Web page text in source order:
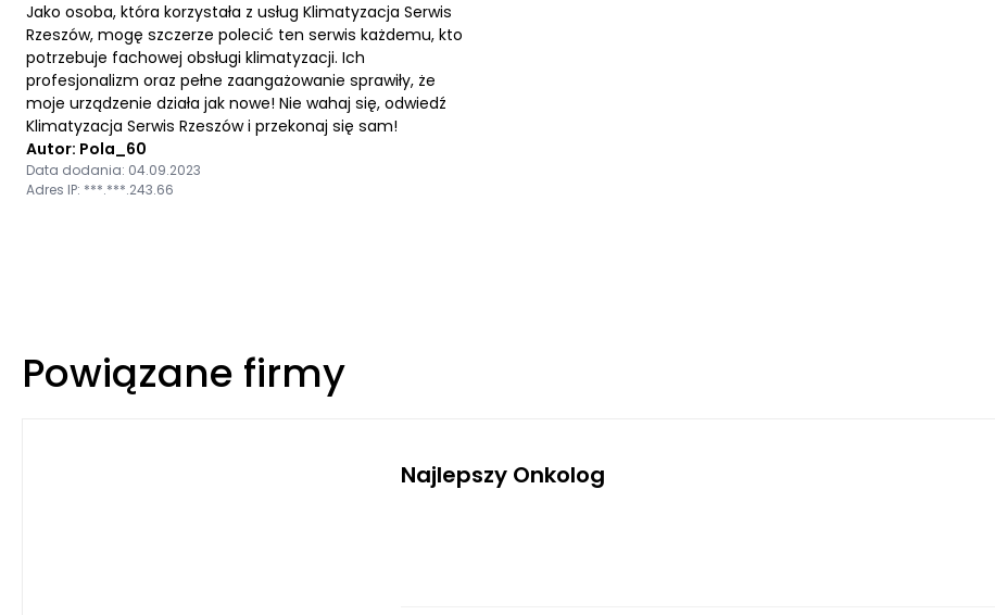
Jako osoba, która korzystała z usług Klimatyzacja Serwis
Rzeszów, mogę szczerze polecić ten serwis każdemu, kto
potrzebuje fachowej obsługi klimatyzacji. Ich
profesjonalizm oraz pełne zaangażowanie sprawiły, że
moje urządzenie działa jak nowe! Nie wahaj się, odwiedź
Klimatyzacja Serwis Rzeszów i przekonaj się sam!
Autor: Pola_60
Data dodania: 04.09.2023
Adres IP: ***.***.243.66
Powiązane firmy
Najlepszy Onkolog